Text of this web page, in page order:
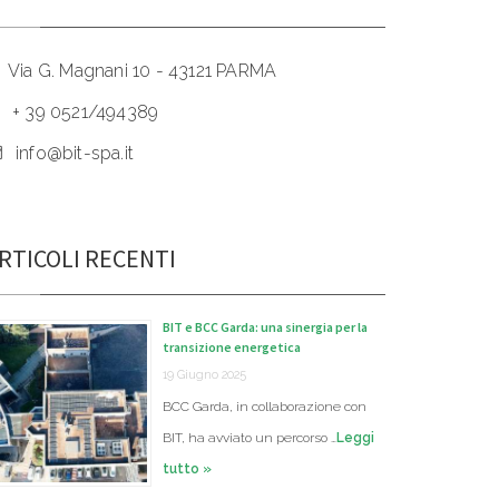
Via G. Magnani 10 - 43121 PARMA
+ 39 0521/494389
info@bit-spa.it
RECENTI
BIT e BCC Garda: una sinergia per la
transizione energetica
19 Giugno 2025
BCC Garda, in collaborazione con
BIT, ha avviato un percorso …Leggi
tutto »